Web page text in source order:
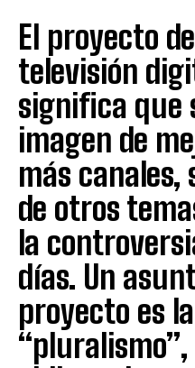
El proyecto
televisión
significa que
imagen de
más canales,
de otros
la
días. Un
proyecto es